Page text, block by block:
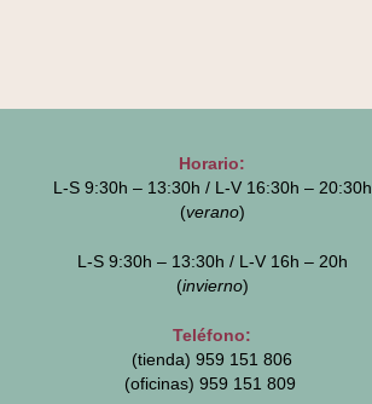
Horario:
L-S 9:30h – 13:30h / L-V 16:30h – 20:30h
(verano)
L-S 9:30h – 13:30h / L-V 16h – 20h
(invierno)
Teléfono:
(tienda) 959 151 806
(oficinas) 959 151 809